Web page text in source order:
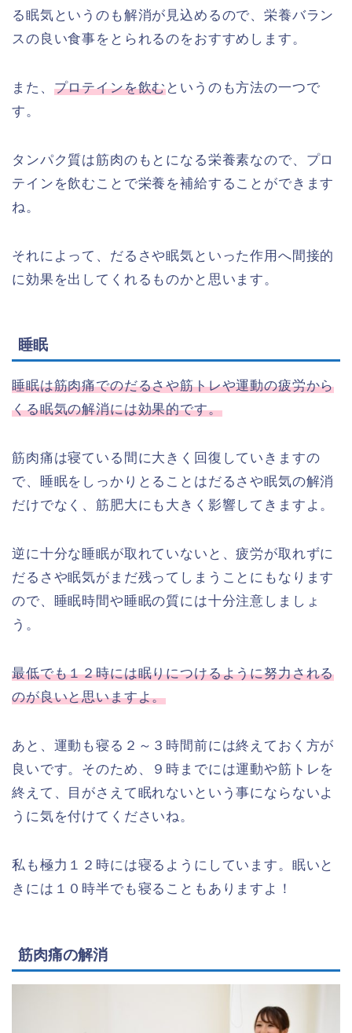
る眠気というのも解消が見込めるので、栄養バラン
スの良い食事をとられるのをおすすめします。
また、 プロテインを飲むというのも方法の一つで
す。
タンパク質は筋肉のもとになる栄養素なので、プロ
テインを飲むことで栄養を補給することができます
ね。
それによって、だるさや眠気といった作用へ間接的
に効果を出してくれるものかと思います。
睡眠
睡眠は筋肉痛でのだるさや筋トレや運動の疲労から
くる眠気の解消には効果的です。
筋肉痛は寝ている間に大きく回復していきますの
で、睡眠をしっかりとることはだるさや眠気の解消
だけでなく、筋肥大にも大きく影響してきますよ。
逆に十分な睡眠が取れていないと、疲労が取れずに
だるさや眠気がまだ残ってしまうことにもなります
ので、睡眠時間や睡眠の質には十分注意しましょ
う。
最低でも１２時には眠りにつけるように努力される
のが良いと思いますよ。
あと、運動も寝る２～３時間前には終えておく方が
良いです。そのため、９時までには運動や筋トレを
終えて、目がさえて眠れないという事にならないよ
うに気を付けてくださいね。
私も極力１２時には寝るようにしています。眠いと
きには１０時半でも寝ることもありますよ！
筋肉痛の解消